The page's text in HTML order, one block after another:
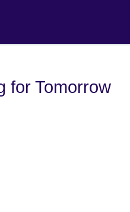
for Tomorrow